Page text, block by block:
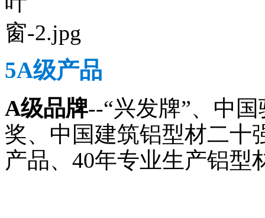
5A级产品
A级品牌--“兴发牌”、中
奖、中国建筑铝型材二十
产品、40年专业生产铝型